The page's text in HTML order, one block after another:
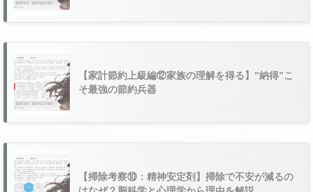
【家計節約上級編⑫家族の理解を得る】”納得”こ
そ最強の節約兵器
【掃除考察⑩：精神安定剤】掃除で不安が減るの